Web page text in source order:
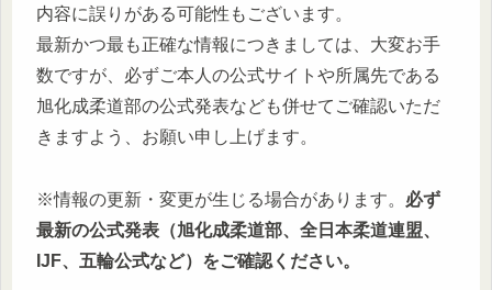
内容に誤りがある可能性もございます。
最新かつ最も正確な情報につきましては、大変お手
数ですが、必ずご本人の公式サイトや所属先である
旭化成柔道部の公式発表なども併せてご確認いただ
きますよう、お願い申し上げます。
※情報の更新・変更が生じる場合があります。 必ず
最新の公式発表（旭化成柔道部、全日本柔道連盟、
IJF、五輪公式など）をご確認ください。